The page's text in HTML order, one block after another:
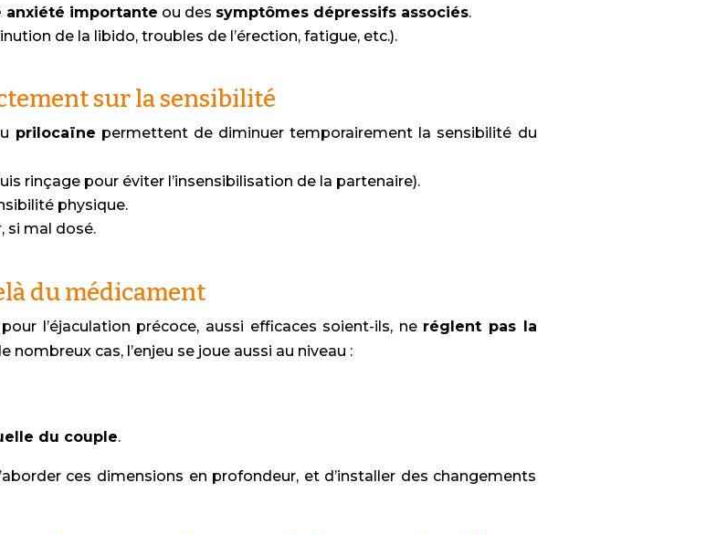
anxiété importante ou des symptômes dépressifs associés.
de la libido, troubles de l’érection, fatigue, etc.).
sur la sensibilité
prilocaïne permettent de diminuer temporairement la sensibilité du
rinçage pour éviter l’insensibilisation de la partenaire).
physique.
si mal dosé.
du médicament
l’éjaculation précoce, aussi efficaces soient-ils, ne réglent pas la
nombreux cas, l’enjeu se joue aussi au niveau :
du couple.
ces dimensions en profondeur, et d’installer des changements